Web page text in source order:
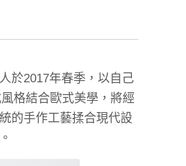
於2017年春季，以自己
格結合歐式美學，將經
的手作工藝揉合現代設